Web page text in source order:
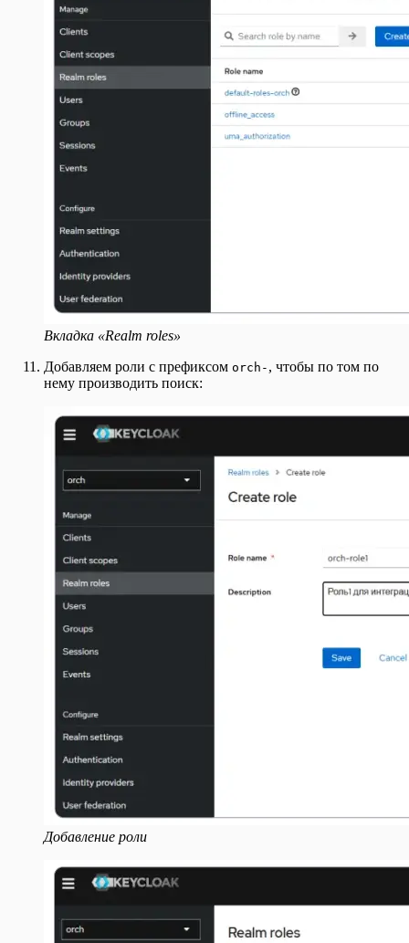
Вкладка «Realm roles»
Добавляем роли с префиксом orch- , чтобы по том по
нему производить поиск:
Добавление роли